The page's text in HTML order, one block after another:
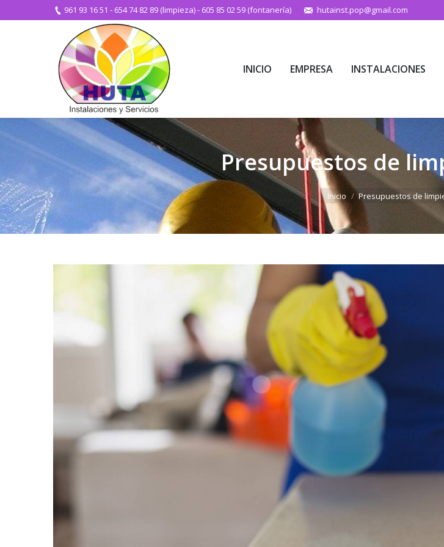
961 93 16 51 - 654 74 82 89 (limpieza)- 605 85 02 59 (fontanería) hutainst.pop@gmail.com
INICIO EMPRESA INSTALACIONES
Presupuestos de
Estás aquí:
Inicio Presupuestos de